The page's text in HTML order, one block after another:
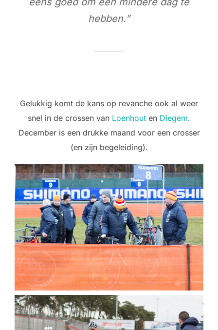
hebben.”
Gelukkig komt de kans op revanche ook al weer
snel in de crossen van Loenhout en Diegem.
December is een drukke maand voor een crosser
(en zijn begeleiding).